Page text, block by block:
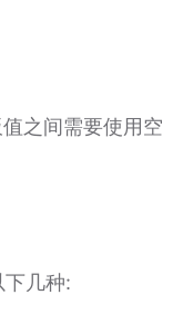
之间需要使用空
几种: